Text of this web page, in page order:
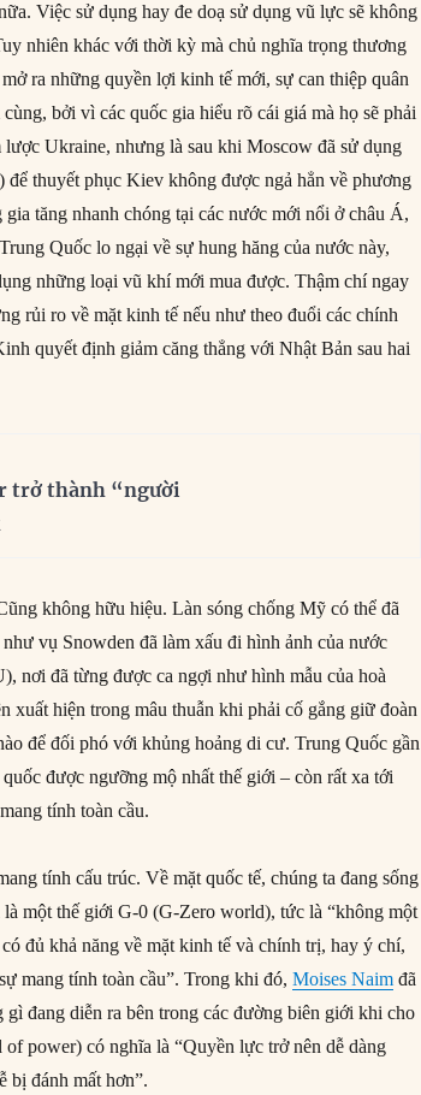
Việc sử dụng hay đe doạ sử dụng vũ lực sẽ không
nhiên khác với thời kỳ mà chủ nghĩa trọng thương
ra những quyền lợi kinh tế mới, sự can thiệp quân
bởi vì các quốc gia hiểu rõ cái giá mà họ sẽ phải
Ukraine, nhưng là sau khi Moscow đã sử dụng
để thuyết phục Kiev không được ngả hẳn về phương
tăng nhanh chóng tại các nước mới nổi ở châu Á,
Quốc lo ngại về sự hung hăng của nước này,
những loại vũ khí mới mua được. Thậm chí ngay
rủi ro về mặt kinh tế nếu như theo đuổi các chính
quyết định giảm căng thẳng với Nhật Bản sau hai
trở thành “người
không hữu hiệu. Làn sóng chống Mỹ có thể đã
vụ Snowden đã làm xấu đi hình ảnh của nước
nơi đã từng được ca ngợi như hình mẫu của hoà
xuất hiện trong mâu thuẫn khi phải cố gắng giữ đoàn
để đối phó với khủng hoảng di cư. Trung Quốc gần
được ngưỡng mộ nhất thế giới – còn rất xa tới
tính toàn cầu.
tính cấu trúc. Về mặt quốc tế, chúng ta đang sống
một thế giới G-0 (G-Zero world), tức là “không một
đủ khả năng về mặt kinh tế và chính trị, hay ý chí,
mang tính toàn cầu”. Trong khi đó,Moises Naim đã
gì đang diễn ra bên trong các đường biên giới khi cho
power) có nghĩa là “Quyền lực trở nên dễ dàng
bị đánh mất hơn”.